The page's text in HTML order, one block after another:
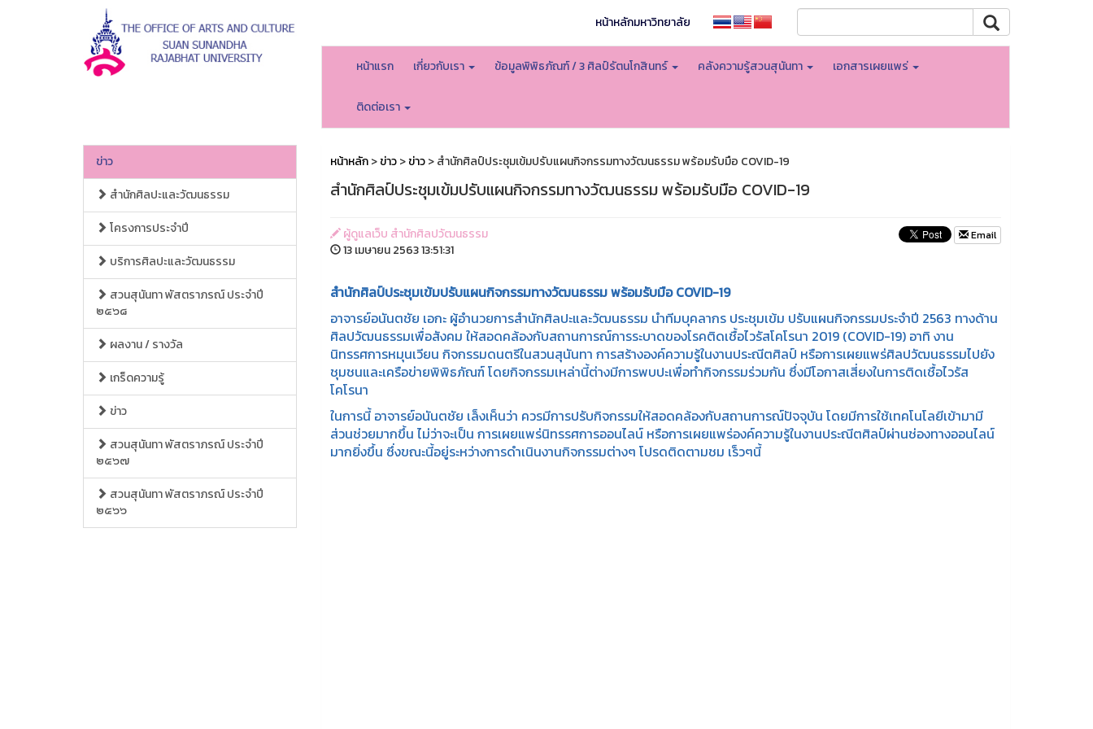
หน้าหลักมหาวิทยาลัย
หน้าแรก เกี่ยวกับเรา ข้อมูลพิพิธภัณฑ์ / 3 ศิลป์รัตนโกสินทร์ คลังความรู้สวนสุนันทา เอกสารเผยแพร่
ติดต่อเรา
ข่าว
สำนักศิลปะและวัฒนธรรม
โครงการประจำปี
บริการศิลปะและวัฒนธรรม
สวนสุนันทา พัสตราภรณ์ ประจำปี
๒๕๖๘
ผลงาน / รางวัล
เกร็ดความรู้
ข่าว
สวนสุนันทา พัสตราภรณ์ ประจำปี
๒๕๖๗
สวนสุนันทา พัสตราภรณ์ ประจำปี
๒๕๖๖
หน้าหลัก>ข่าว>ข่าว> สำนักศิลป์ประชุมเข้มปรับแผนกิจกรรมทางวัฒนธรรม พร้อมรับมือ COVID-19
สำนักศิลป์ประชุมเข้มปรับแผนกิจกรรมทางวัฒนธรรม พร้อมรับมือ COVID-19
ผู้ดูแลเว็บ สำนักศิลปวัฒนธรรม
13 เมษายน 2563 13:51:31
Email
สำนักศิลป์ประชุมเข้มปรับแผนกิจกรรมทางวัฒนธรรม พร้อมรับมือCOVID-19
อาจารย์อนันตชัย เอกะ ผู้อำนวยการสำนักศิลปะและวัฒนธรรม นำทีมบุคลากร ประชุมเข้ม ปรับแผนกิจกรรมประจำปี 2563 ทางด้าน
ศิลปวัฒนธรรมเพื่อสังคม ให้สอดคล้องกับสถานการณ์การระบาดของโรคติดเชื้อไวรัสโคโรนา 2019 (COVID-19) อาทิ งาน
นิทรรศการหมุนเวียน กิจกรรมดนตรีในสวนสุนันทา การสร้างองค์ความรู้ในงานประณีตศิลป์ หรือการเผยแพร่ศิลปวัฒนธรรมไปยัง
ชุมชนและเครือข่ายพิพิธภัณฑ์ โดยกิจกรรมเหล่านี้ต่างมีการพบปะเพื่อทำกิจกรรมร่วมกัน ซึ่งมีโอกาสเสี่ยงในการติดเชื้อไวรัส
โคโรนา
ในการนี้ อาจารย์อนันตชัย เล็งเห็นว่า ควรมีการปรับกิจกรรมให้สอดคล้องกับสถานการณ์ปัจจุบัน โดยมีการใช้เทคโนโลยีเข้ามามี
ส่วนช่วยมากขึ้น ไม่ว่าจะเป็น การเผยแพร่นิทรรศการออนไลน์ หรือการเผยแพร่องค์ความรู้ในงานประณีตศิลป์ผ่านช่องทางออนไลน์
มากยิ่งขึ้น ซึ่งขณะนี้อยู่ระหว่างการดำเนินงานกิจกรรมต่างๆ โปรดติดตามชม เร็วๆนี้